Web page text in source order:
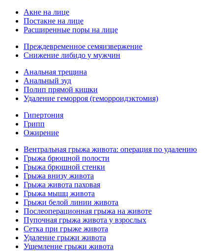
Акне на лице
Постакне на лице
Расширенные поры на лице
Преждевременное семяизвержение
Снижение либидо у мужчин
Анальная трещина
Анальный зуд
Полип прямой кишки
Удаление геморроя (геморроидэктомия)
Гипертония
Грипп
Ожирение
Вентральная грыжа живота: операция по удалению
Грыжа брюшной полости
Грыжа брюшной стенки
Грыжа внизу живота
Грыжа живота паховая
Грыжа мышц живота
Грыжи белой линии живота
Послеоперационная грыжа на животе
Пупочная грыжа живота у взрослых
Сетка при грыже живота
Удаление грыжи живота
Ущемление грыжи живота